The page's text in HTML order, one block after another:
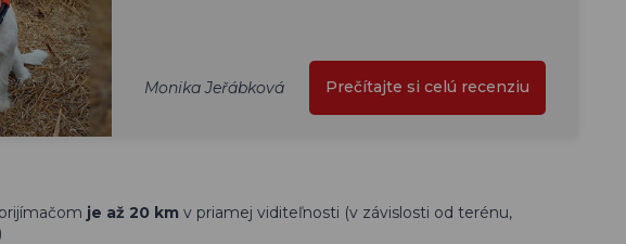
Monika Jeřábková Prečítajte si celú recenziu
je až 20 km v priamej viditeľnosti (v závislosti od terénu,